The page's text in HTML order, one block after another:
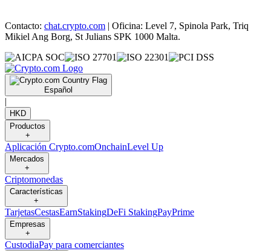
Contacto: chat.crypto.com | Oficina: Level 7, Spinola Park, Triq
Mikiel Ang Borg, St Julians SPK 1000 Malta.
Español
|
HKD
Productos
+
Aplicación Crypto.comOnchainLevel Up
Mercados
+
Criptomonedas
Características
+
TarjetasCestasEarnStakingDeFi StakingPayPrime
Empresas
+
CustodiaPay para comerciantes